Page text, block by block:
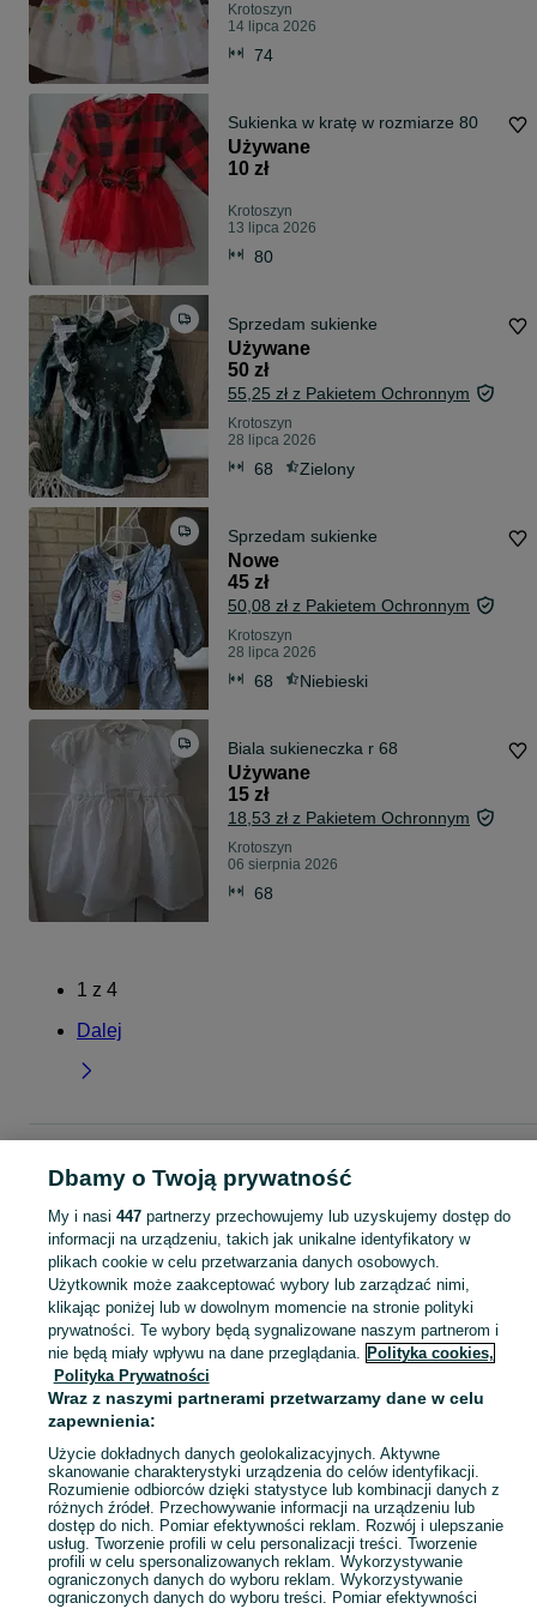
Krotoszyn
14 lipca 2026
74
Sukienka w kratę w rozmiarze 80
Używane
10 zł
Krotoszyn
13 lipca 2026
80
Sprzedam sukienke
Używane
50 zł
55,25 zł z Pakietem Ochronnym
Krotoszyn
28 lipca 2026
68 Zielony
Sprzedam sukienke
Nowe
45 zł
50,08 zł z Pakietem Ochronnym
Krotoszyn
28 lipca 2026
68 Niebieski
Biala sukieneczka r 68
Używane
15 zł
18,53 zł z Pakietem Ochronnym
Krotoszyn
06 sierpnia 2026
68
1 z 4
Dalej
Wielkopolskie
Sukienki - Krotoszyn
KATEGORIA
ubranko do chrztu dla chłopca , ubranko do chrztu dla dziewczynki , ubranko
Zobacz
Mapa kategorii
Mapa miejscowości
Mapa ministron
Popularne wyszukiwania
Dbamy o Twoją prywatność
My i nasi 447partnerzy przechowujemy lub uzyskujemy dostęp do
informacji na urządzeniu, takich jak unikalne identyfikatory w
plikach cookie w celu przetwarzania danych osobowych.
Użytkownik może zaakceptować wybory lub zarządzać nimi,
klikając poniżej lub w dowolnym momencie na stronie polityki
prywatności. Te wybory będą sygnalizowane naszym partnerom i
nie będą miały wpływu na dane przeglądania. Polityka cookies,
Polityka Prywatności
Wraz z naszymi partnerami przetwarzamy dane w celu
zapewnienia:
Użycie dokładnych danych geolokalizacyjnych. Aktywne
skanowanie charakterystyki urządzenia do celów identyfikacji.
Rozumienie odbiorców dzięki statystyce lub kombinacji danych z
różnych źródeł. Przechowywanie informacji na urządzeniu lub
dostęp do nich. Pomiar efektywności reklam. Rozwój i ulepszanie
usług. Tworzenie profili w celu personalizacji treści. Tworzenie
profili w celu spersonalizowanych reklam. Wykorzystywanie
ograniczonych danych do wyboru reklam. Wykorzystywanie
ograniczonych danych do wyboru treści. Pomiar efektywności